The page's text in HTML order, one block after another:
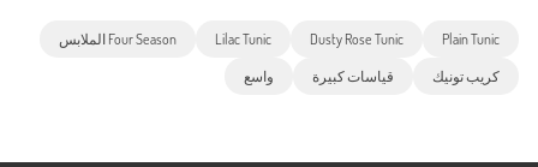
Plain Tunic
Dusty Rose Tunic
Lilac Tunic Four Season الملابس
كريب تونيك قياسات كبيرة واسع